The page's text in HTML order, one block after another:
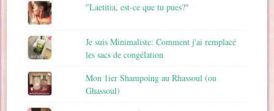
"Laetitia, est-ce que tu pues?"
Je suis Minimaliste: Comment j'ai remplacé
les sacs de congélation
Mon 1ier Shampoing au Rhassoul (ou
Ghassoul)